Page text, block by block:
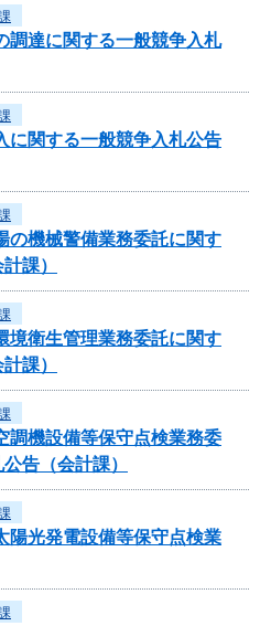
調達に関する一般競争入札
に関する一般競争入札公告
の機械警備業務委託に関す
課）
境衛生管理業務委託に関す
課）
調機設備等保守点検業務委
告（会計課）
陽光発電設備等保守点検業